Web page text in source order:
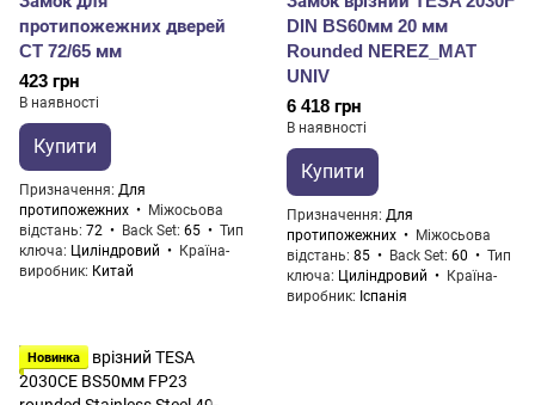
протипожежних дверей
CT 72/65 мм
423 грн
В наявності
Купити
Призначення Для
протипожежних
Міжосьова
відстань 72 Back Set 65
Тип
ключа
Циліндровий
Країна-
виробник Китай
DIN BS60мм 20 мм
Rounded NEREZ_MAT
UNIV
6 418 грн
В наявності
Купити
Призначення Для
протипожежних
Міжосьова
відстань 85 Back Set 60
Тип
ключа
Циліндровий
Країна-
виробник
Іспанія
Новинка